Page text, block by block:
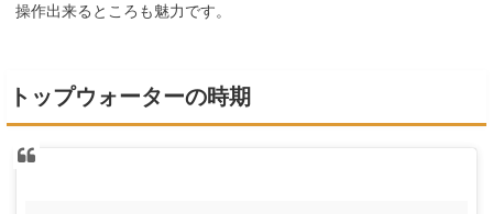
操作出来るところも魅力です。
トップウォーターの時期